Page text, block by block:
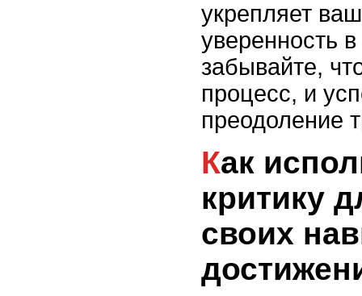
укрепляет
уверенность
забывайте,
процесс, и
преодоление
Как использовать
критику
своих